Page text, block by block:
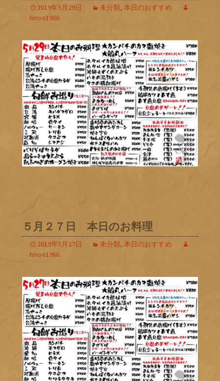
2019年5月29日 未分類, 本日のおすすめ
hinoe1966
５月２７日 本日のお料理
2019年5月27日 未分類, 本日のおすすめ
hinoe1966